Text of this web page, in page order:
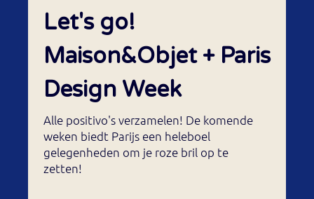
Let's go!
Maison&Objet + Paris
Design Week
Alle positivo's verzamelen! De komende
weken biedt Parijs een heleboel
gelegenheden om je roze bril op te
zetten!